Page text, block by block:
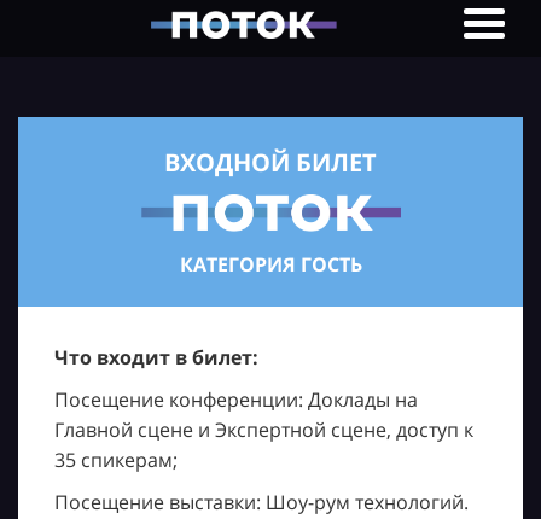
ВХОДНОЙ БИЛЕТ
КАТЕГОРИЯ ГОСТЬ
Что входит в билет:
Посещение конференции: Доклады на
Главной сцене и Экспертной сцене, доступ к
35 спикерам;
Посещение выставки: Шоу-рум технологий.